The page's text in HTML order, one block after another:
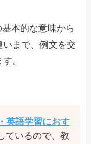
本的な意味から
まで、例文を交
。
英語学習におす
ているので、教